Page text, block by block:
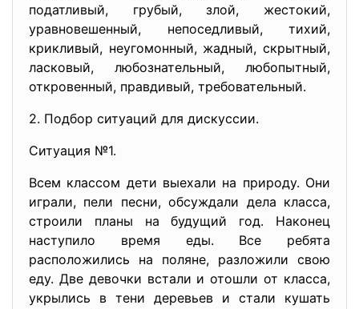
податливый, грубый, злой, жестокий,
уравновешенный, непоседливый, тихий,
крикливый, неугомонный, жадный, скрытный,
ласковый, любознательный, любопытный,
откровенный, правдивый, требовательный.
2. Подбор ситуаций для дискуссии.
Ситуация №1.
Всем классом дети выехали на природу. Они
играли, пели песни, обсуждали дела класса,
строили планы на будущий год. Наконец
наступило время еды. Все ребята
расположились на поляне, разложили свою
еду. Две девочки встали и отошли от класса,
укрылись в тени деревьев и стали кушать